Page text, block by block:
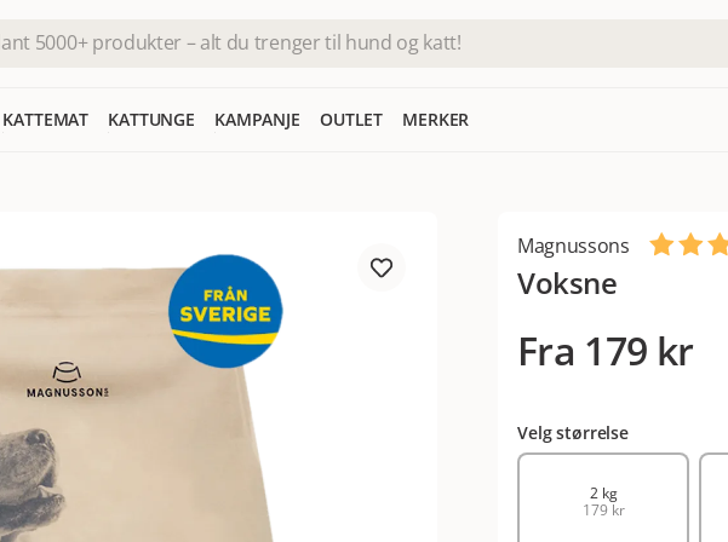
KATTEMAT KATTUNGE KAMPANJE OUTLET MERKER
Magnussons
Voksne
Fra 179 kr
Velg størrelse
2 kg
179 kr